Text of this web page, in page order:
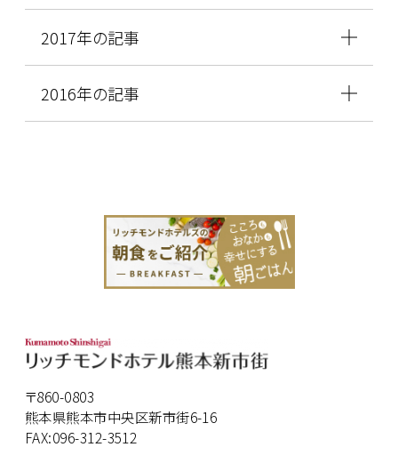
2017年の記事
2016年の記事
〒860-0803
熊本県熊本市中央区新市街6-16
FAX:096-312-3512